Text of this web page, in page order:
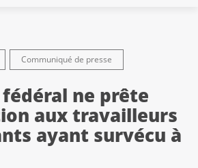
Communiqué de presse
fédéral ne prête
aux travailleurs
ayant survécu à